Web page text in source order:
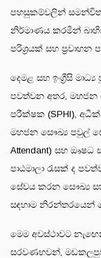
පහසුකම්වලින්
නිර්මාණය කරමින්
පරිශ්‍රයක් සහ ප්‍රවාහන
දෙමළ සහ ඉංග්‍රීසි
පවත්වන අතර,
පරීක්ෂක (SPHI),
මහජන සෞඛ්‍ය පවුල්
Attendant) සහ ඖෂධ
පාඨමාලා රැසක් ද
සේවය කරන සෞඛ්‍ය
සඳහාම නිරන්තරයෙන්
මෙම අවස්ථාවට
සරවණභවන්, මඩකලපුව